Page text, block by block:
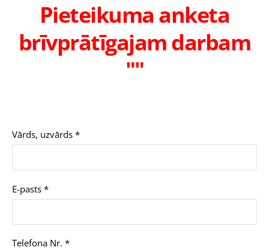
Pieteikuma anketa
brīvprātīgajam darbam
""
Vārds, uzvārds *
E-pasts *
Telefona Nr. *